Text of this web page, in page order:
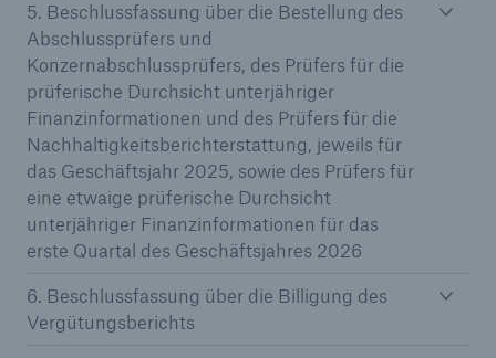
5. Beschlussfassung über die Bestellung des
Abschlussprüfers und
Konzernabschlussprüfers, des Prüfers für die
prüferische Durchsicht unterjähriger
Finanzinformationen und des Prüfers für die
Nachhaltigkeitsberichterstattung, jeweils für
das Geschäftsjahr 2025, sowie des Prüfers für
eine etwaige prüferische Durchsicht
unterjähriger Finanzinformationen für das
erste Quartal des Geschäftsjahres 2026
6. Beschlussfassung über die Billigung des
Vergütungsberichts
Lösungen
Rückversicherungspartner